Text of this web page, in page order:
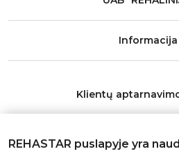
Informacija
Klientų
El. paštas:
REHASTAR puslapyje yra